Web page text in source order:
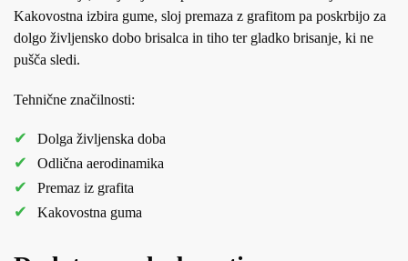
Kakovostna izbira gume, sloj premaza z grafitom pa poskrbijo za
dolgo življensko dobo brisalca in tiho ter gladko brisanje, ki ne
pušča sledi.
Tehnične značilnosti:
Dolga življenska doba
Odlična aerodinamika
Premaz iz grafita
Kakovostna guma